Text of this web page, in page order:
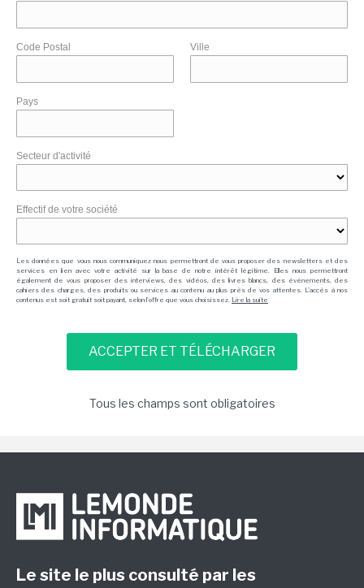
Code Postal Ville
Pays
Secteur d'activité
Effectif de votre société
Les données que vous nous communiquez nous permettront de vous proposer des newsletters et des
services en lien avec votre activité sur la base de notre intérêt légitime. Elles nous permettront
également de vous proposer des interviews, des vidéos, des livres blancs, des événements, des
cahiers des charges, des produits ou services au contenu au plus près de vos attentes. L'accès à nos
contenus est soit gratuit soit payant, selon l'offre que vous choisissez. Lire la suite
Tous les champs sont obligatoires
Le site le plus consulté par les